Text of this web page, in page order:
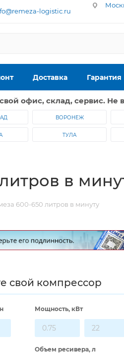
logistic.ru
Доставка Гарантия
свой офис, склад, сервис. Не
ВОРОНЕЖ
ТУЛА
в
600-650 литров в минуту
свой компрессор
Мощность, кВт
Объем ресивера, л